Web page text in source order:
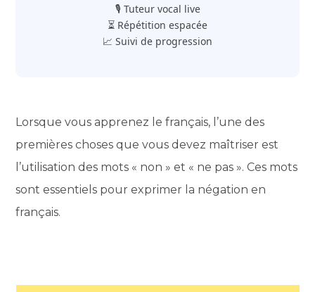
🎙️ Tuteur vocal live
⏳ Répétition espacée
📈 Suivi de progression
Lorsque vous apprenez le français, l’une des
premières choses que vous devez maîtriser est
l’utilisation des mots « non » et « ne pas ». Ces mots
sont essentiels pour exprimer la négation en
français.